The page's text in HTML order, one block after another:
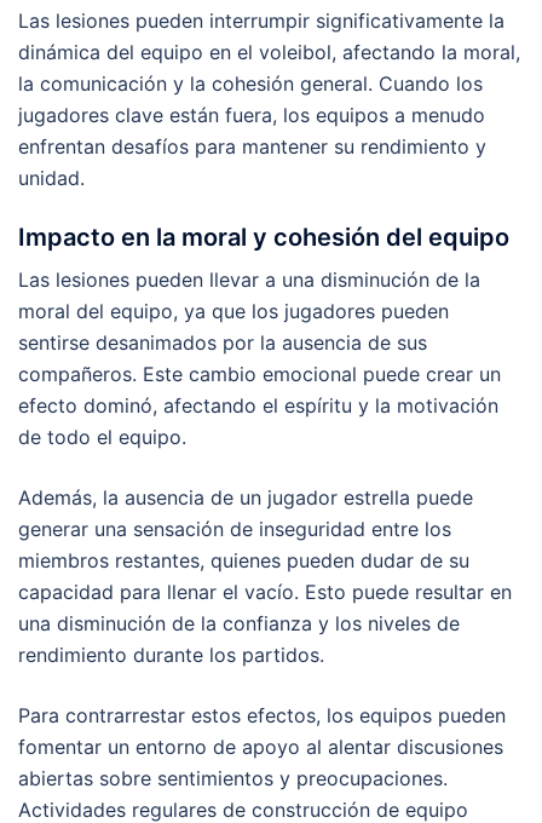
Las lesiones pueden interrumpir significativamente la
dinámica del equipo en el voleibol, afectando la moral,
la comunicación y la cohesión general. Cuando los
jugadores clave están fuera, los equipos a menudo
enfrentan desafíos para mantener su rendimiento y
unidad.
Impacto en la moral y cohesión del equipo
Las lesiones pueden llevar a una disminución de la
moral del equipo, ya que los jugadores pueden
sentirse desanimados por la ausencia de sus
compañeros. Este cambio emocional puede crear un
efecto dominó, afectando el espíritu y la motivación
de todo el equipo.
Además, la ausencia de un jugador estrella puede
generar una sensación de inseguridad entre los
miembros restantes, quienes pueden dudar de su
capacidad para llenar el vacío. Esto puede resultar en
una disminución de la confianza y los niveles de
rendimiento durante los partidos.
Para contrarrestar estos efectos, los equipos pueden
fomentar un entorno de apoyo al alentar discusiones
abiertas sobre sentimientos y preocupaciones.
Actividades regulares de construcción de equipo